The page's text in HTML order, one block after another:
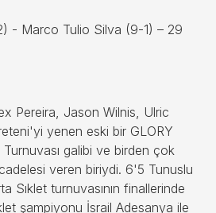
- Marco Tulio Silva (9-1) – 29
Pereira, Jason Wilnis, Ulric
yenen eski bir GLORY
Turnuvası galibi ve birden çok
veren biriydi. 6'5 Tunuslu
Sıklet turnuvasının finallerinde
şampiyonu İsrail Adesanya ile